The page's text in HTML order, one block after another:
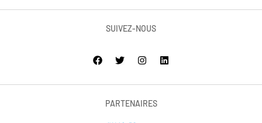
SUIVEZ-NOUS
PARTENAIRES